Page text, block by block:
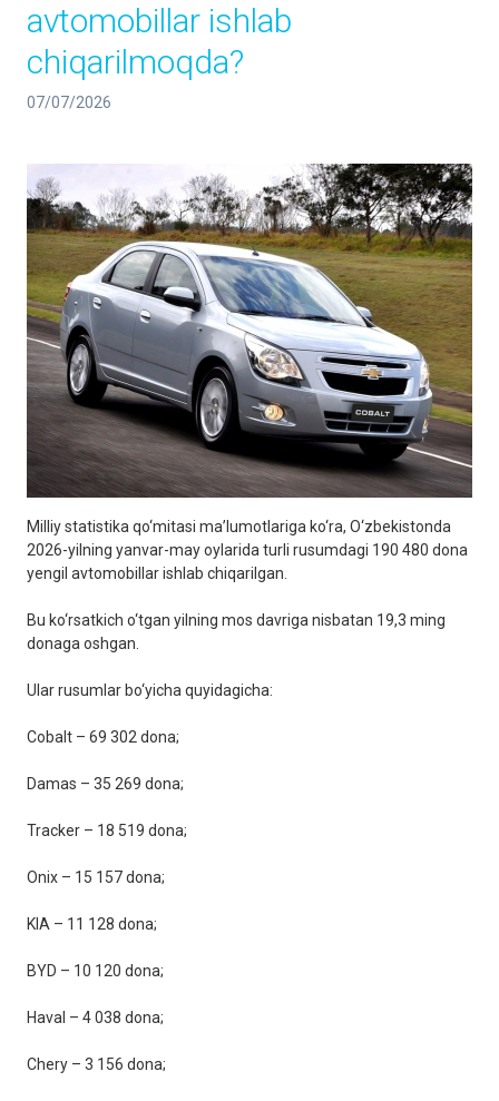
avtomobillar ishlab
chiqarilmoqda?
07/07/2026
Milliy statistika qo‘mitasi ma’lumotlariga ko‘ra, O‘zbekistonda
2026-yilning yanvar-may oylarida turli rusumdagi 190 480 dona
yengil avtomobillar ishlab chiqarilgan.
Bu ko‘rsatkich o‘tgan yilning mos davriga nisbatan 19,3 ming
donaga oshgan.
Ular rusumlar bo‘yicha quyidagicha:
Cobalt – 69 302 dona;
Damas – 35 269 dona;
Tracker – 18 519 dona;
Onix – 15 157 dona;
KIA – 11 128 dona;
BYD – 10 120 dona;
Haval – 4 038 dona;
Chery – 3 156 dona;